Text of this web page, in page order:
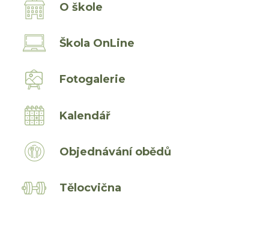
O škole
Škola OnLine
Fotogalerie
Kalendář
Objednávání obědů
Tělocvična